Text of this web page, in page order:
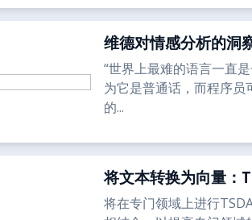
维德对情感分析的洞
“世界上最难的语言一直
为它是普通话，而程序
的...
将文本转换为向量：
将在专门领域上进行